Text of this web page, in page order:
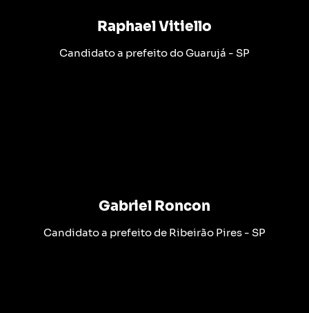
Raphael Vitiello
Candidato a prefeito do Guarujá - SP
Gabriel Roncon
Candidato a prefeito de Ribeirão Pires - SP